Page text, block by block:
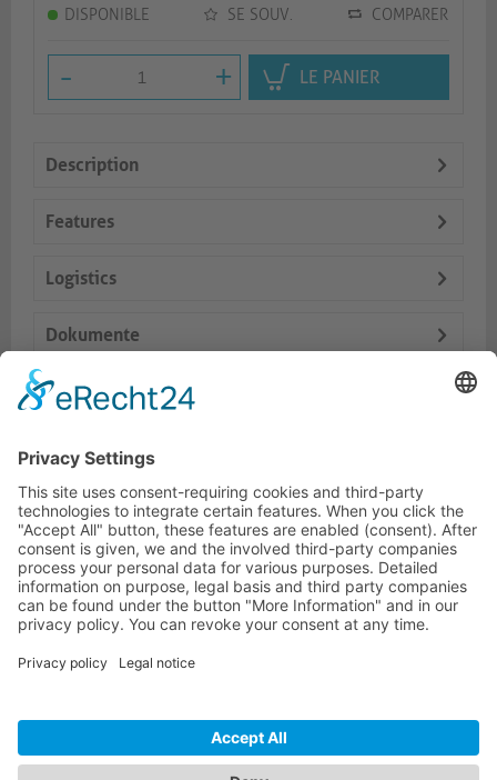
DISPONIBLE SE SOUV. COMPARER
- + LE PANIER
Description
Features
Logistics
Dokumente
Accessoire
Prod. similaires
HOTLINE ASSISTANCE
ONEAV.EU
NEWSLETTER